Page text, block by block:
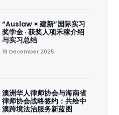
“Auslaw × 建新”国际实习
奖学金 · 获奖人项禾稼介绍
与实习总结
19 December 2025
澳洲华人律师协会与海南省
律师协会战略签约：共绘中
澳跨境法治服务新蓝图